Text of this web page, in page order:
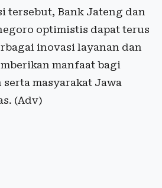
tersebut, Bank Jateng dan
optimistis dapat terus
inovasi layanan dan
manfaat bagi
masyarakat Jawa
(Adv)